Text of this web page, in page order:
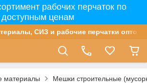
рабочих перчаток по
доступным ценам
СИЗ и рабочие перчатки оптом
материалы Мешки строительные